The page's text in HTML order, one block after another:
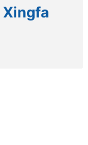
Xingfa